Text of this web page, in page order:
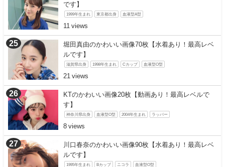
です】
1999年生まれ 東京都出身 血液型A型
11
堀田真由のかわいい画像70枚【水着あり！最高レベ
ルです】
滋賀県出身 1998年生まれ Cカップ 血液型O型
21
KTのかわいい画像20枚【動画あり！最高レベルで
す】
神奈川県出身 血液型O型 2004年生まれ ラッパー
8
川口春奈のかわいい画像90枚【水着あり！最高レベ
ルです】
1995年生まれ Bカップ ニコラ 血液型O型